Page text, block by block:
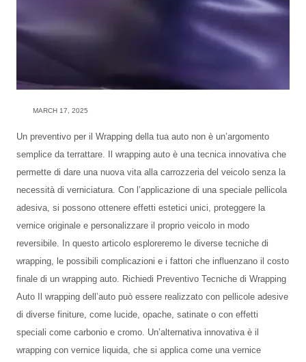
MARCH 17, 2025
Un preventivo per il Wrapping della tua auto non è un’argomento
semplice da terrattare. Il wrapping auto è una tecnica innovativa che
permette di dare una nuova vita alla carrozzeria del veicolo senza la
necessità di verniciatura. Con l’applicazione di una speciale pellicola
adesiva, si possono ottenere effetti estetici unici, proteggere la
vernice originale e personalizzare il proprio veicolo in modo
reversibile. In questo articolo esploreremo le diverse tecniche di
wrapping, le possibili complicazioni e i fattori che influenzano il costo
finale di un wrapping auto. Richiedi Preventivo Tecniche di Wrapping
Auto Il wrapping dell’auto può essere realizzato con pellicole adesive
di diverse finiture, come lucide, opache, satinate o con effetti
speciali come carbonio e cromo. Un’alternativa innovativa è il
wrapping con vernice liquida, che si applica come una vernice